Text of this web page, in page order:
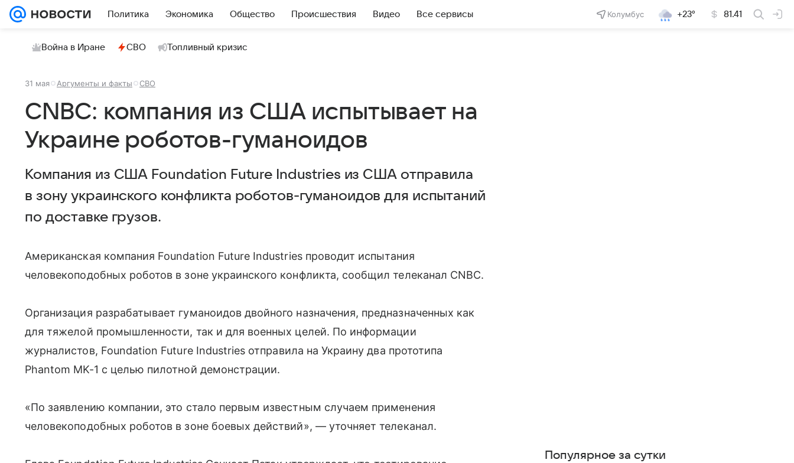
Политика Экономика Общество Происшествия Видео Все сервисы Колумбус +23° 81.41
Война в Иране СВО Топливный кризис
31 мая Аргументы и факты СВО
CNBC: компания из США испытывает на
Украине роботов-гуманоидов
Компания из США Foundation Future Industries из США отправила
в зону украинского конфликта роботов-гуманоидов для испытаний
по доставке грузов.
Американская компания Foundation Future Industries проводит испытания
человекоподобных роботов в зоне украинского конфликта, сообщил телеканал CNBC.
Организация разрабатывает гуманоидов двойного назначения, предназначенных как
для тяжелой промышленности, так и для военных целей. По информации
журналистов, Foundation Future Industries отправила на Украину два прототипа
Phantom MK-1 с целью пилотной демонстрации.
«По заявлению компании, это стало первым известным случаем применения
человекоподобных роботов в зоне боевых действий», — уточняет телеканал.
Популярное за сутки